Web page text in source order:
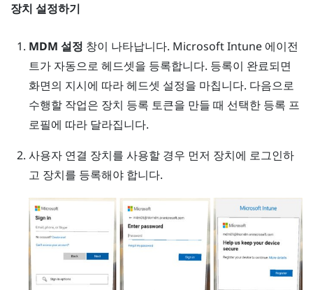
장치 설정하기
MDM 설정 창이 나타납니다. Microsoft Intune에이전
트가 자동으로 헤드셋을 등록합니다. 등록이 완료되면
화면의 지시에 따라 헤드셋 설정을 마칩니다. 다음으로
수행할 작업은 장치 등록 토큰을 만들 때 선택한 등록 프
로필에 따라 달라집니다.
사용자 연결 장치를 사용할 경우 먼저 장치에 로그인하
고 장치를 등록해야 합니다.